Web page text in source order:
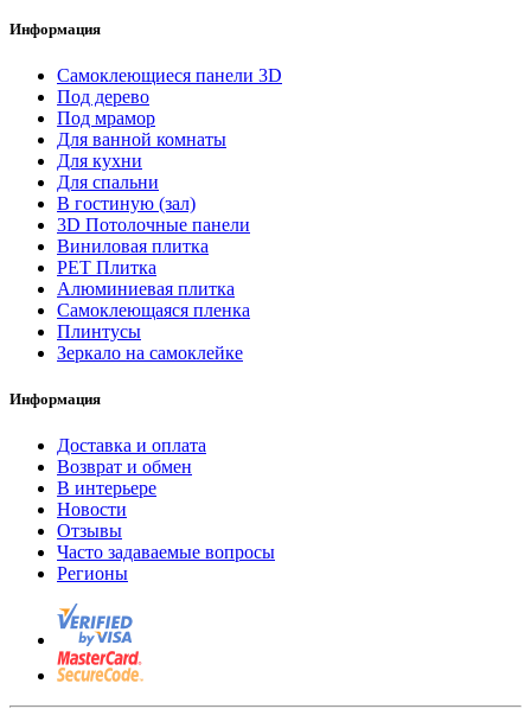
Информация
Самоклеющиеся панели 3D
Под дерево
Под мрамор
Для ванной комнаты
Для кухни
Для спальни
В гостиную (зал)
3D Потолочные панели
Виниловая плитка
PET Плитка
Алюминиевая плитка
Самоклеющаяся пленка
Плинтусы
Зеркало на самоклейке
Информация
Доставка и оплата
Возврат и обмен
В интерьере
Новости
Отзывы
Часто задаваемые вопросы
Регионы